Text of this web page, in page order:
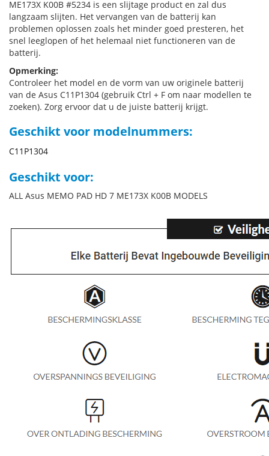
ME173X K00B #5234 is een slijtage product en zal dus
langzaam slijten. Het vervangen van de batterij kan
problemen oplossen zoals het minder goed presteren, het
snel leeglopen of het helemaal niet functioneren van de
batterij.
Opmerking:
Controleer het model en de vorm van uw originele batterij
van de Asus C11P1304 (gebruik Ctrl + F om naar modellen te
zoeken). Zorg ervoor dat u de juiste batterij krijgt.
Geschikt voor modelnummers:
C11P1304
Geschikt voor:
ALL Asus MEMO PAD HD 7 ME173X K00B MODELS